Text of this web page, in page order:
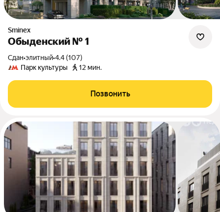
Sminex
Обыденский № 1
Сдан•элитный•4.4 (107)
Парк культуры
12 мин.
Позвонить